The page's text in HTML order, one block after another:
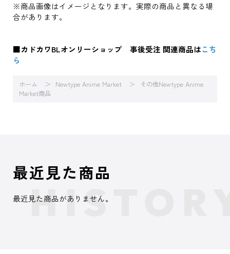
※商品画像はイメージとなります。実際の商品と異なる場
合があります。
■カドカワBLオンリーショップ 事後受注 関連商品はこち
ら
ホーム Newtype Anime Market
その他Newtype Anime
Market商品
最近見た商品
最近見た商品がありません。